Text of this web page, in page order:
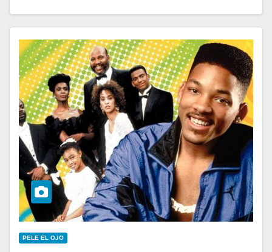
PELE EL OJO